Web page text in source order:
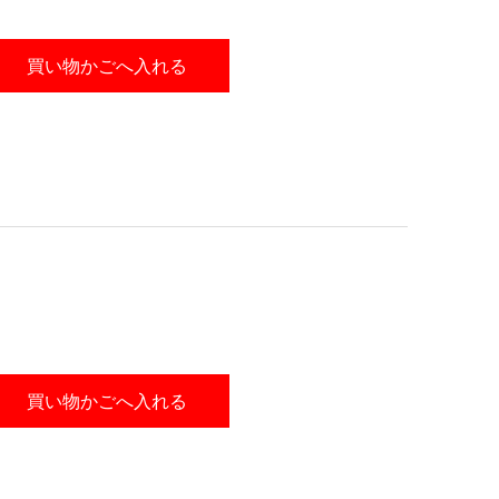
買い物かごへ入れる
買い物かごへ入れる